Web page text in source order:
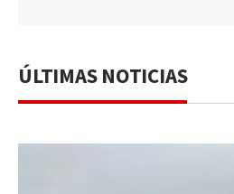
ÚLTIMAS NOTICIAS